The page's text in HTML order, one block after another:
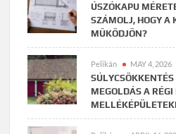
ÚSZÓKAPU
SZÁMOLJ, HOGY A
MŰKÖDJÖN?
Pelikán MAY 4, 2026
MEGOLDÁS A RÉGI